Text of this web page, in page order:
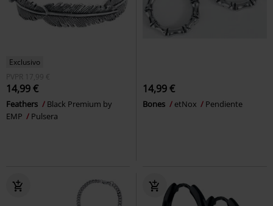
Exclusivo
PVPR 17,99 €
14,99 €
Feathers
Black Premium by
EMP
Pulsera
14,99 €
Bones etNox Pendiente